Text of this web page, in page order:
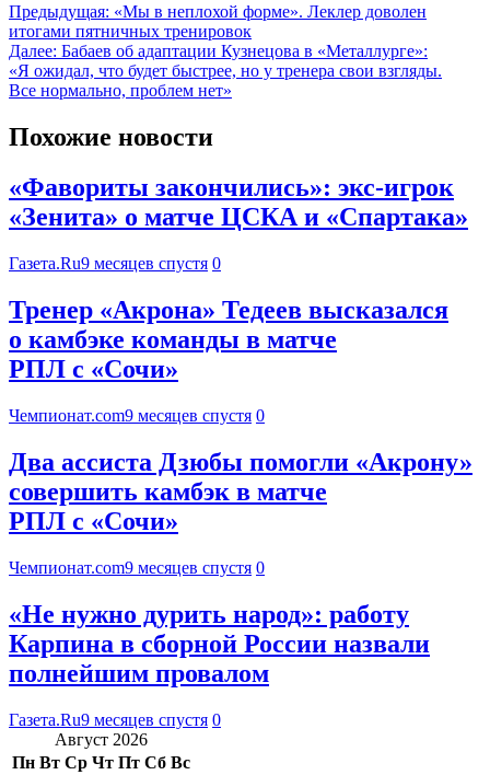
Предыдущая: «Мы в неплохой форме». Леклер доволен
итогами пятничных тренировок
Далее: Бабаев об адаптации Кузнецова в «Металлурге»:
«Я ожидал, что будет быстрее, но у тренера свои взгляды.
Все нормально, проблем нет»
Похожие новости
«Фавориты закончились»: экс-игрок
«Зенита» о матче ЦСКА и «Спартака»
Газета.Ru9 месяцев спустя 0
Тренер «Акрона» Тедеев высказался
о камбэке команды в матче
РПЛ с «Сочи»
Чемпионат.com9 месяцев спустя 0
Два ассиста Дзюбы помогли «Акрону»
совершить камбэк в матче
РПЛ с «Сочи»
Чемпионат.com9 месяцев спустя 0
«Не нужно дурить народ»: работу
Карпина в сборной России назвали
полнейшим провалом
Газета.Ru9 месяцев спустя 0
Август 2026
Пн Вт Ср Чт Пт Сб Вс